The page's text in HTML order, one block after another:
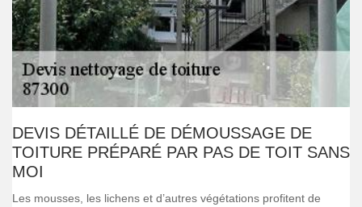
DEVIS DÉTAILLÉ DE DÉMOUSSAGE DE
TOITURE PRÉPARÉ PAR PAS DE TOIT SANS
MOI
Les mousses, les lichens et d’autres végétations profitent de